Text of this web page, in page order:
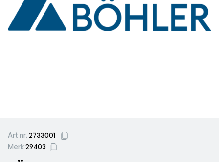
Art nr. 2733001
Merk29403